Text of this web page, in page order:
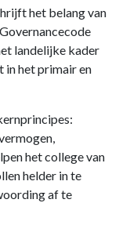
het belang van
landelijke kader
in het primair en
het college van
helder in te
af te